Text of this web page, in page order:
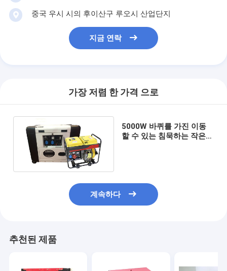
중국 우시 시의 후이산구 루오시 산업단지
지금 연락
가장 저렴 한 가격 으로
5000W 바퀴를 가진 이동
할 수 있는 침묵하는 작은
계속하다
추천된 제품